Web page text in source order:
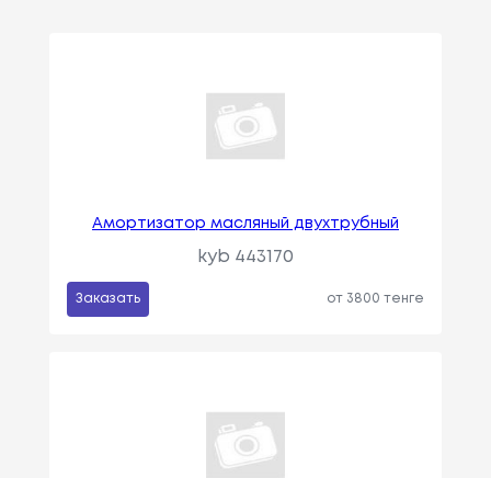
Амортизатор масляный двухтрубный
kyb 443170
Заказать от 3800 тенге